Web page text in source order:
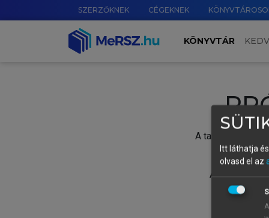
SZERZŐKNEK CÉGEKNEK
KÖNYVTÁR
A tartalom
A
Itt láthatja
olvasd el az